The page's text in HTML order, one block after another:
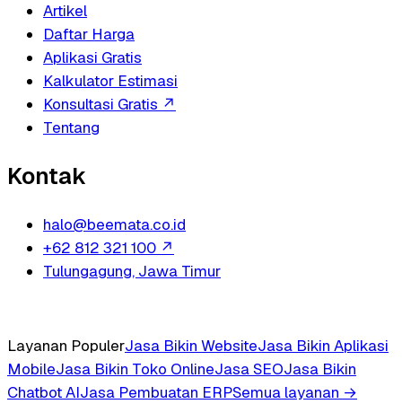
Artikel
Daftar Harga
Aplikasi Gratis
Kalkulator Estimasi
Konsultasi Gratis ↗
Tentang
Kontak
halo@beemata.co.id
+62 812 321 100 ↗
Tulungagung, Jawa Timur
Layanan PopulerJasa Bikin WebsiteJasa Bikin Aplikasi
MobileJasa Bikin Toko OnlineJasa SEOJasa Bikin
Chatbot AIJasa Pembuatan ERPSemua layanan →